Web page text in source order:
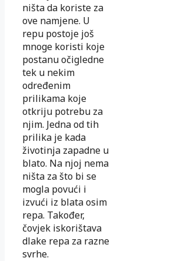
ništa da koriste za
ove namjene. U
repu postoje još
mnoge koristi koje
postanu očigledne
tek u nekim
određenim
prilikama koje
otkriju potrebu za
njim. Jedna od tih
prilika je kada
životinja zapadne u
blato. Na njoj nema
ništa za što bi se
mogla povući i
izvući iz blata osim
repa. Također,
čovjek iskorištava
dlake repa za razne
svrhe.